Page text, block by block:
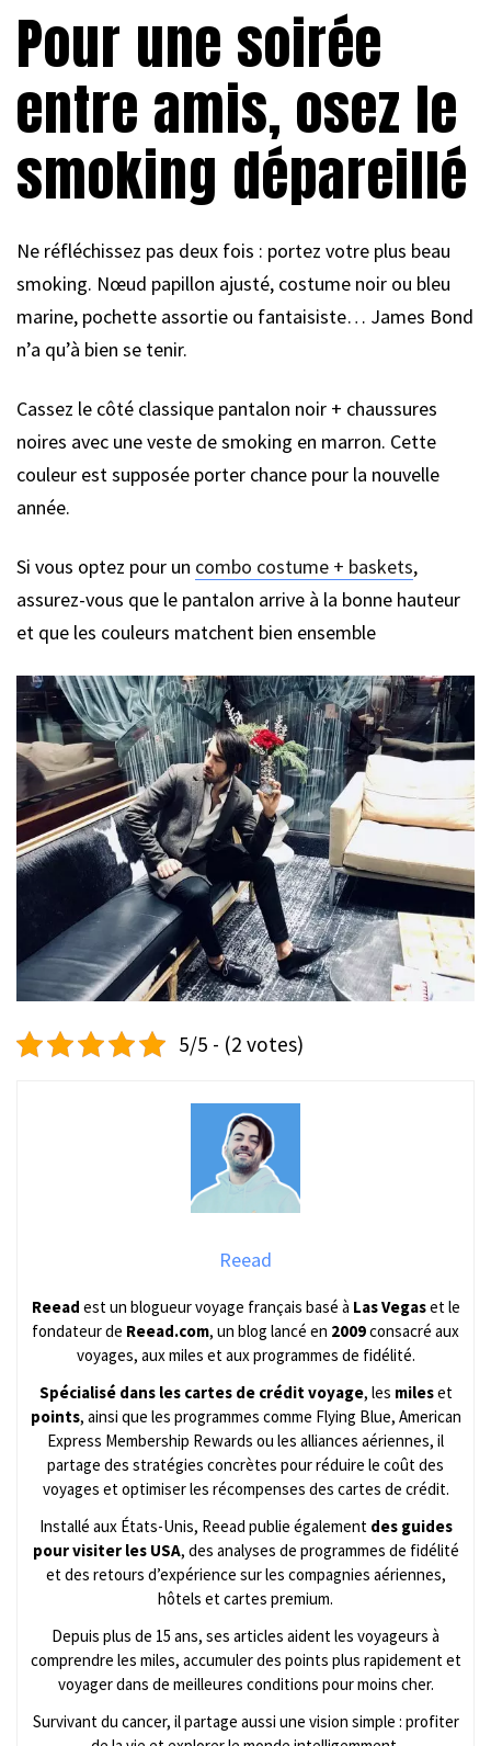
Pour une soirée
entre amis, osez le
smoking dépareillé
Ne réfléchissez pas deux fois : portez votre plus beau
smoking. Nœud papillon ajusté, costume noir ou bleu
marine, pochette assortie ou fantaisiste… James Bond
n’a qu’à bien se tenir.
Cassez le côté classique pantalon noir + chaussures
noires avec une veste de smoking en marron. Cette
couleur est supposée porter chance pour la nouvelle
année.
Si vous optez pour un combo costume + baskets,
assurez-vous que le pantalon arrive à la bonne hauteur
et que les couleurs matchent bien ensemble
5/5 - (2 votes)
Reead
Reead est un blogueur voyage français basé à Las Vegaset le
fondateur de Reead.com, un blog lancé en 2009consacré aux
voyages, aux miles et aux programmes de fidélité.
Spécialisé dans les cartes de crédit voyage, les mileset
points, ainsi que les programmes comme Flying Blue, American
Express Membership Rewards ou les alliances aériennes, il
partage des stratégies concrètes pour réduire le coût des
voyages et optimiser les récompenses des cartes de crédit.
Installé aux États-Unis, Reead publie également des guides
pour visiter les USA, des analyses de programmes de fidélité
et des retours d’expérience sur les compagnies aériennes,
hôtels et cartes premium.
Depuis plus de 15 ans, ses articles aident les voyageurs à
comprendre les miles, accumuler des points plus rapidement et
voyager dans de meilleures conditions pour moins cher.
Survivant du cancer, il partage aussi une vision simple : profiter